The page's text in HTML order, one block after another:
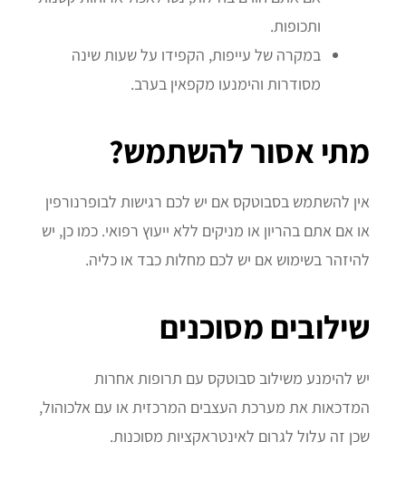
ותכופות.
במקרה של עייפות, הקפידו על שעות שינה
מסודרות והימנעו מקפאין בערב.
מתי אסור להשתמש?
אין להשתמש בסבוטקס אם יש לכם רגישות לבופרנורפין
או אם אתם בהריון או מניקים ללא ייעוץ רפואי. כמו כן, יש
להיזהר בשימוש אם יש לכם מחלות כבד או כליה.
שילובים מסוכנים
יש להימנע משילוב סבוטקס עם תרופות אחרות
המדכאות את מערכת העצבים המרכזית או עם אלכוהול,
שכן זה עלול לגרום לאינטראקציות מסוכנות.